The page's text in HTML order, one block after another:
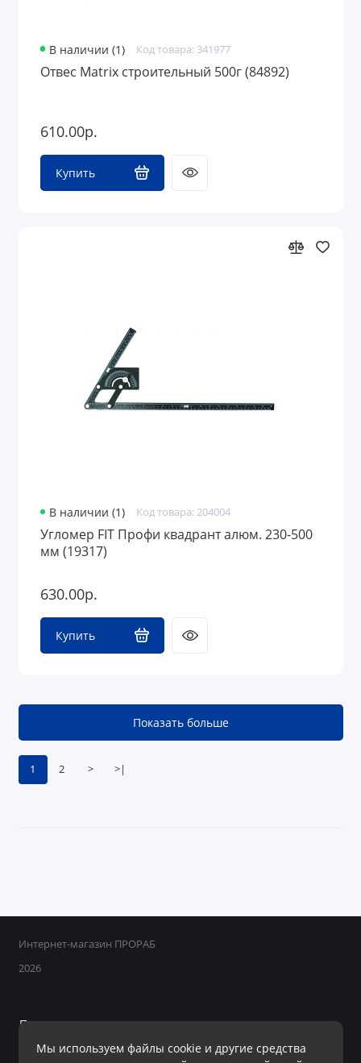
В наличии (1) Код товара: 341977
Отвес Matrix строительный 500г (84892)
610.00р.
Купить
В наличии (1) Код товара: 204004
Угломер FIT Профи квадрант алюм. 230-500
мм (19317)
630.00р.
Купить
1 2 > >|
Показать больше
Мы используем файлы cookie и другие средства
Интернет-магазин ПРОРАБ
2026
Поддержка
+7 950 800-40-09